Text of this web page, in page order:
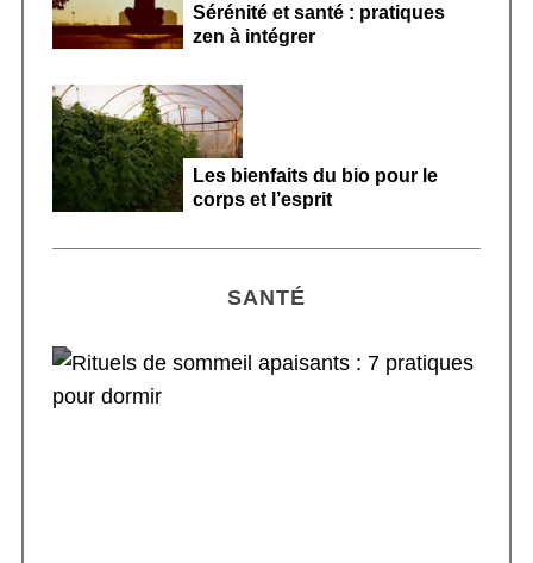
Sérénité et santé : pratiques
zen à intégrer
Les bienfaits du bio pour le
corps et l’esprit
SANTÉ